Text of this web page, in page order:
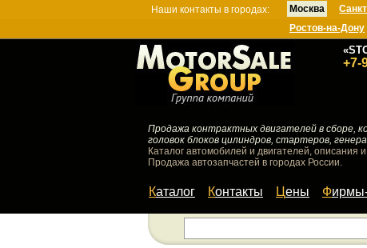
Наши контакты в городах: Москва
+7-
Ростов-на-Дону
Продажа контрактных двигателей в сборе,
головок блоков цилиндров, стартеров,
Каталог автомобилей и двигателей, описания
Продажа автозапчастей в городах России.
Каталог Контакты Цены